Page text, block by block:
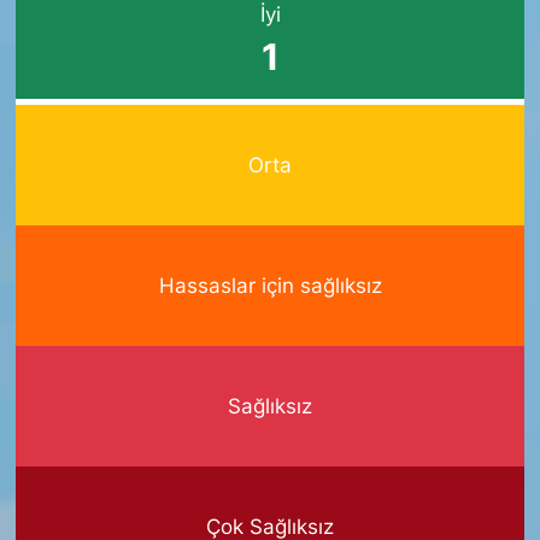
İyi
1
Orta
Hassaslar için sağlıksız
Sağlıksız
Çok Sağlıksız